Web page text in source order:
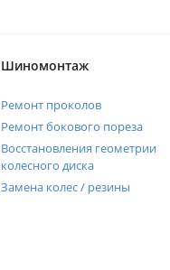
Шиномонтаж
Ремонт проколов
Ремонт бокового пореза
Восстановления геометрии
колесного диска
Замена колес / резины